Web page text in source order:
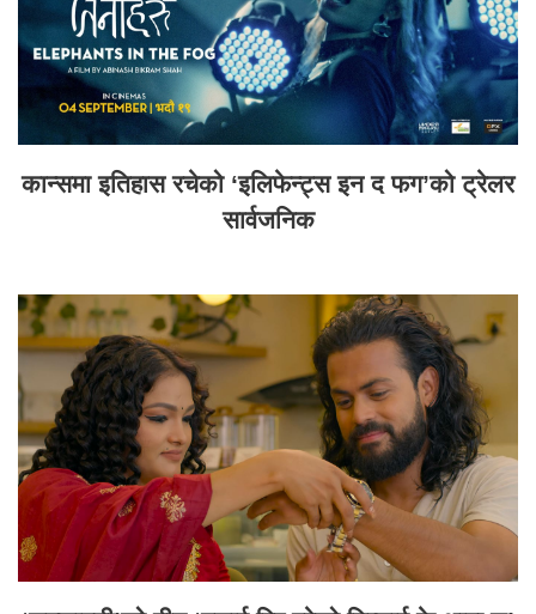
कान्समा इतिहास रचेको ‘इलिफेन्ट्स इन द फग’को ट्रेलर
सार्वजनिक